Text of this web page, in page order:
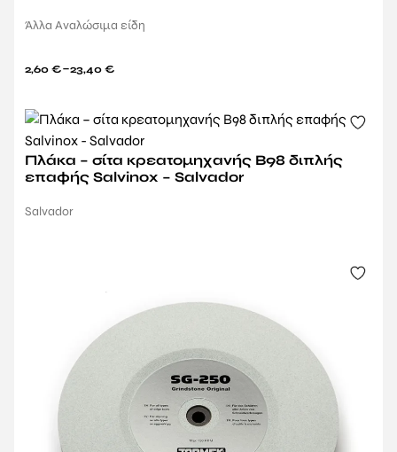
Άλλα Αναλώσιμα είδη
2,60 €–23,40 €
Πλάκα – σίτα κρεατομηχανής Β98 διπλής
επαφής Salvinox – Salvador
Salvador